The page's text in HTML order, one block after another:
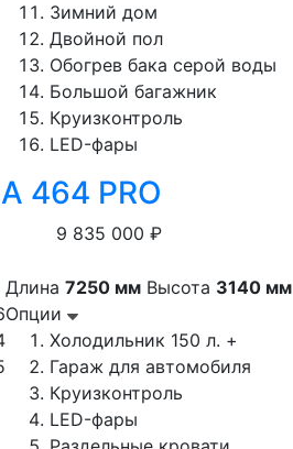
Зимний дом
Двойной пол
Обогрев бака серой воды
Большой багажник
Круизконтроль
LED-фары
464 PRO
9 835 000 ₽
Длина 7250 мм Высота 3140 мм
Опции
Холодильник 150 л. +
Гараж для автомобиля
Круизконтроль
LED-фары